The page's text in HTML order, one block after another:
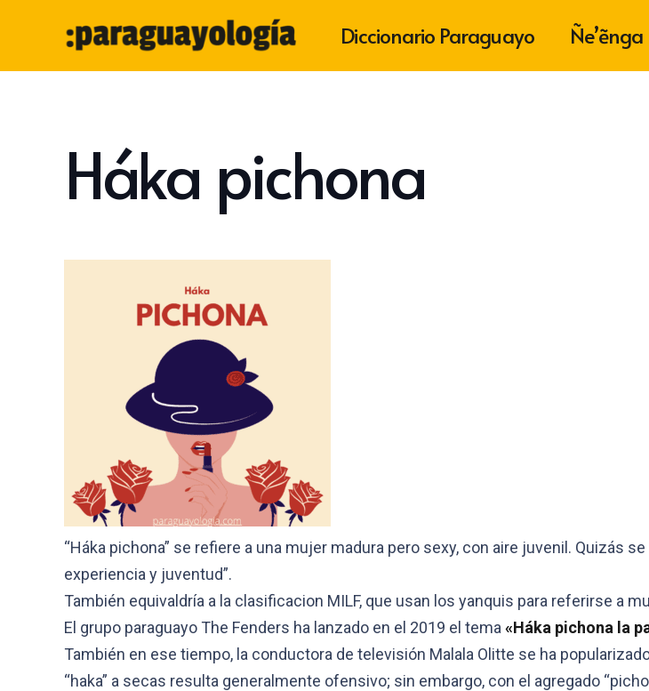
Diccionario Paraguayo Ñe’ẽnga
Háka pichona
“Háka pichona” se refiere a una mujer madura pero sexy, con aire juvenil. Quizás
experiencia y juventud”.
También equivaldría a la clasificacion MILF, que usan los yanquis para referirse a
El grupo paraguayo The Fenders ha lanzado en el 2019 el tema «Háka pichona la
También en ese tiempo, la conductora de televisión Malala Olitte se ha
“haka” a secas resulta generalmente ofensivo; sin embargo, con el agregado